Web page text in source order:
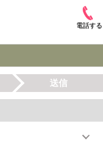
電話する
送信